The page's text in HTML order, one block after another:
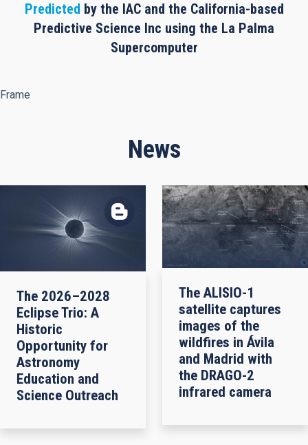
Predicted by the IAC and the California-based
Predictive Science Inc using the La Palma
Supercomputer
Frame
News
The 2026–2028
Eclipse Trio: A
Historic
Opportunity for
Astronomy
Education and
Science Outreach
The ALISIO-1
satellite captures
images of the
wildfires in Ávila
and Madrid with
the DRAGO-2
infrared camera